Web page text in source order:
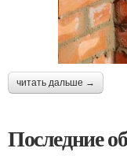
читать дальше →
Последние